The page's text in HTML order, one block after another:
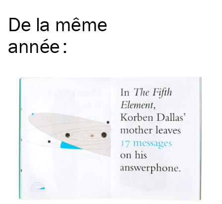
De la même
année: